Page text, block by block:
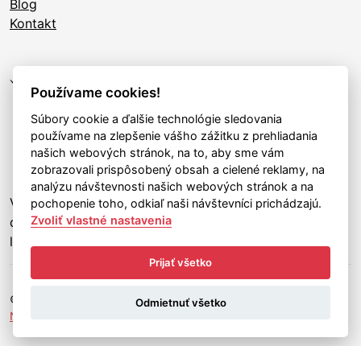
Blog
Kontakt
Váš spoľahlivý partner pre
darčekové balenia a predmety s
logom
© 2026 LV PROMO, s.r.o. | Všetky práva vyhradené |
Nastavenie súborov cookies
Tvorba stránok
Používame cookies!
Súbory cookie a ďalšie technológie sledovania
používame na zlepšenie vášho zážitku z prehliadania
našich webových stránok, na to, aby sme vám
zobrazovali prispôsobený obsah a cielené reklamy, na
analýzu návštevnosti našich webových stránok a na
pochopenie toho, odkiaľ naši návštevníci prichádzajú.
Zvoliť vlastné nastavenia
Prijať všetko
Odmietnuť všetko